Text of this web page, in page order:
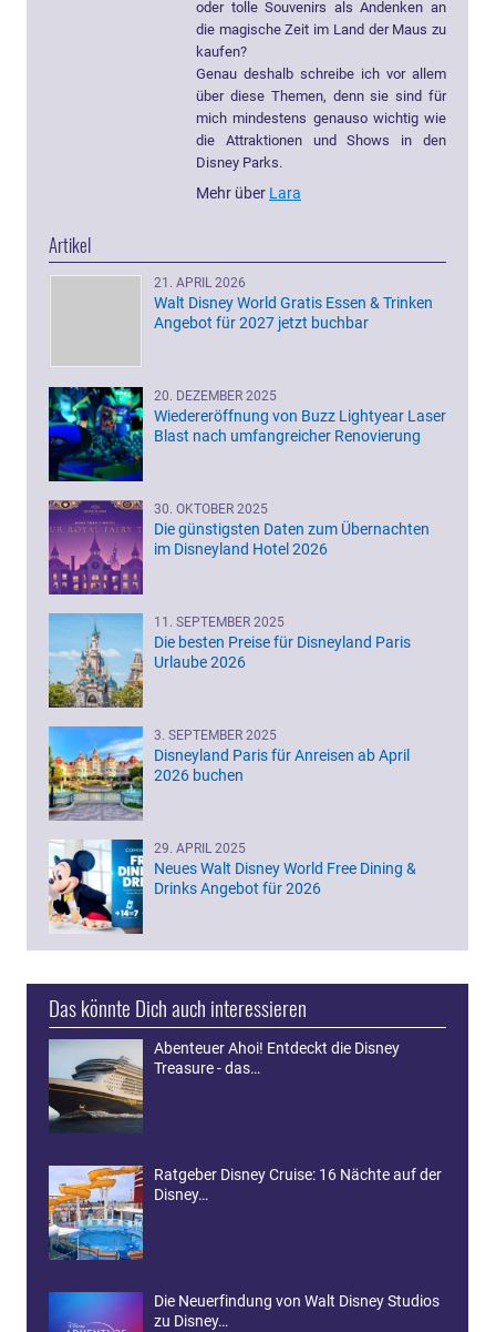
oder tolle Souvenirs als Andenken an
die magische Zeit im Land der Maus zu
kaufen?
Genau deshalb schreibe ich vor allem
über diese Themen, denn sie sind für
mich mindestens genauso wichtig wie
die Attraktionen und Shows in den
Disney Parks.
Mehr über Lara
Artikel
21. APRIL 2026
Walt Disney World Gratis Essen & Trinken
Angebot für 2027 jetzt buchbar
20. DEZEMBER 2025
Wiedereröffnung von Buzz Lightyear Laser
Blast nach umfangreicher Renovierung
30. OKTOBER 2025
Die günstigsten Daten zum Übernachten
im Disneyland Hotel 2026
11. SEPTEMBER 2025
Die besten Preise für Disneyland Paris
Urlaube 2026
3. SEPTEMBER 2025
Disneyland Paris für Anreisen ab April
2026 buchen
29. APRIL 2025
Neues Walt Disney World Free Dining &
Drinks Angebot für 2026
Das könnte Dich auch interessieren
Abenteuer Ahoi! Entdeckt die Disney
Treasure - das…
Ratgeber Disney Cruise: 16 Nächte auf der
Disney…
Die Neuerfindung von Walt Disney Studios
zu Disney…